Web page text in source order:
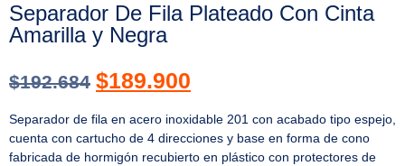
Separador De Fila Plateado Con Cinta
Amarilla y Negra
$192.684 $189.900
Separador de fila en acero inoxidable 201 con acabado tipo espejo,
cuenta con cartucho de 4 direcciones y base en forma de cono
fabricada de hormigón recubierto en plástico con protectores de